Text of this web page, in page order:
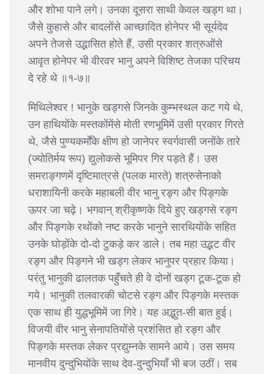
और शोभा पाने लगे। उनका दूसरा साथी केवल खड्ग था।
जैसे कुहासे और बादलोंसे आच्छादित होनेपर भी सूर्यदेव
अपने तेजसे उद्भासित होते हैं, उसी प्रकार शत्रुओंसे
आवृत होनेपर भी वीरवर भानु अपने विशिष्ट तेजका परिचय
दे रहे थे ॥१-७॥
मिथिलेश्वर ! भानुके खड्गसे जिनके कुम्भस्थल कट गये थे,
उन हाथियोंके मस्तकोंमेंसे मोती रणभूमिमें उसी प्रकार गिरते
थे, जैसे पुण्यकर्मोंके क्षीण हो जानेपर स्वर्गवासी जनोंके तारे
(ज्योतिर्मय रूप) द्युलोकसे भूमिपर गिर पड़ते हैं। उस
समराङ्गणमें दृष्टिमात्रसे (पलक मारते) शत्रुसेनाको
धराशायिनी करके महाबली वीर भानु रङ्ग और पिङ्गके
ऊपर जा चढ़े। भगवान् श्रीकृष्णके दिये हुए खड्गसे रङ्ग
और पिङ्गके रथोंको नष्ट करके भानुने सारथियोंके सहित
उनके घोड़ोंके दो-दो टुकड़े कर डाले। तब महा उद्भट वीर
रङ्ग और पिङ्गने भी खड्ग लेकर भानुपर प्रहार किया।
परंतु भानुकी ढालतक पहुँचते ही वे दोनों खड्ग टूक-टूक हो
गये। भानुकी तलवारकी चोटसे रङ्ग और पिङ्गके मस्तक
एक साथ ही युद्धभूमिमें जा गिरे। यह अद्भुत-सी बात हुई।
विजयी वीर भानु सेनापतियोंसे प्रशंसित हो रङ्ग और
पिङ्गके मस्तक लेकर प्रद्युम्नके सामने आये। उस समय
मानवीय दुन्दुभियोंके साथ देव-दुन्दुभियाँ भी बज उठीं। सब